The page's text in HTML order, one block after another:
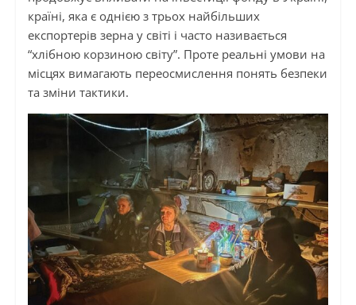
країні, яка є однією з трьох найбільших
експортерів зерна у світі і часто називається
“хлібною корзиною світу”. Проте реальні умови на
місцях вимагають переосмислення понять безпеки
та зміни тактики.